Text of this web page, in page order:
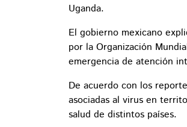
Uganda.
El gobierno mexicano
por la Organización
emergencia de atención
De acuerdo con los
asociadas al virus en
salud de distintos países.